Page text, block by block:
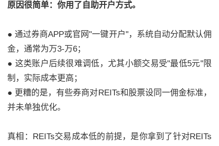
原因很简单：你用了自助开户方式。
● 通过券商APP或官网"一键开户"，系统自动分配默认佣
金，通常为万3-万6；
● 这类账户后续很难调低，尤其小额交易受"最低5元"限
制，实际成本更高；
● 更糟的是，有些券商对REITs和股票设同一佣金标准，
并未单独优化。
真相：REITs交易成本低的前提，是你拿到了针对REITs